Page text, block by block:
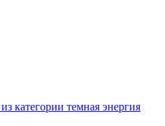
категории темная энергия